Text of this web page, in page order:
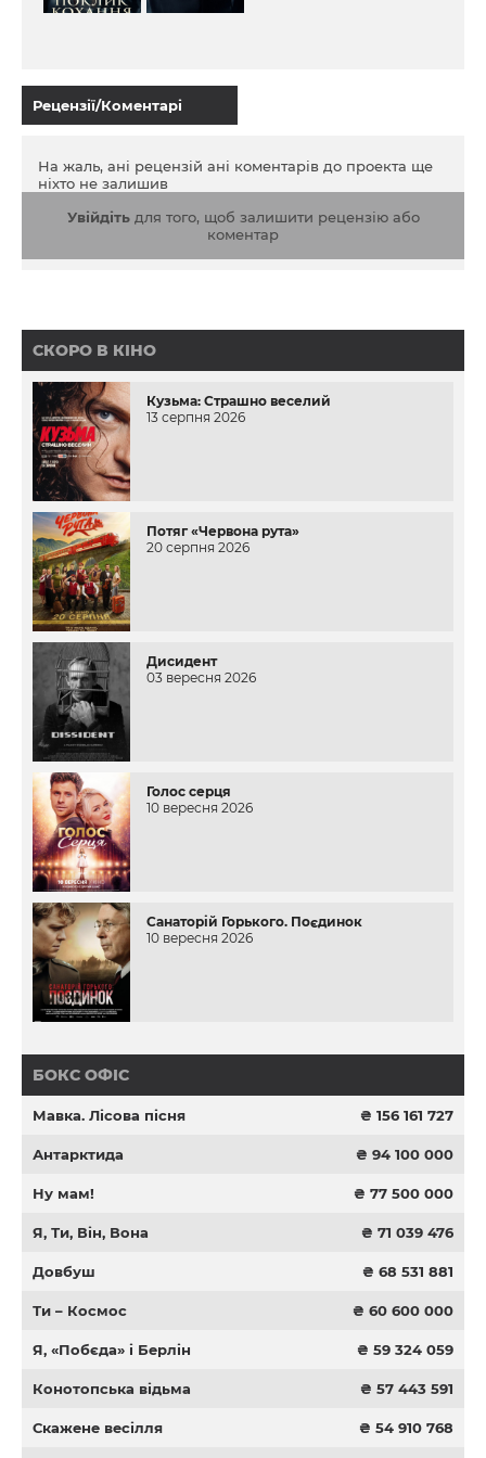
Рецензії/Коментарі
На жаль, ані рецензій ані коментарів до проекта ще
ніхто не залишив
Увійдітьдля того, щоб залишити рецензію або
коментар
СКОРО В КІНО
Кузьма: Страшно веселий
13 серпня 2026
Потяг «Червона рута»
20 серпня 2026
Дисидент
03 вересня 2026
Голос серця
10 вересня 2026
Санаторій Горького. Поєдинок
10 вересня 2026
БОКС ОФІС
Мавка. Лісова пісня ₴ 156 161 727
Антарктида ₴ 94 100 000
Ну мам! ₴ 77 500 000
Я, Ти, Він, Вона ₴ 71 039 476
Довбуш ₴ 68 531 881
Ти – Космос ₴ 60 600 000
Я, «Побєда» і Берлін ₴ 59 324 059
Конотопська відьма ₴ 57 443 591
Скажене весілля ₴ 54 910 768